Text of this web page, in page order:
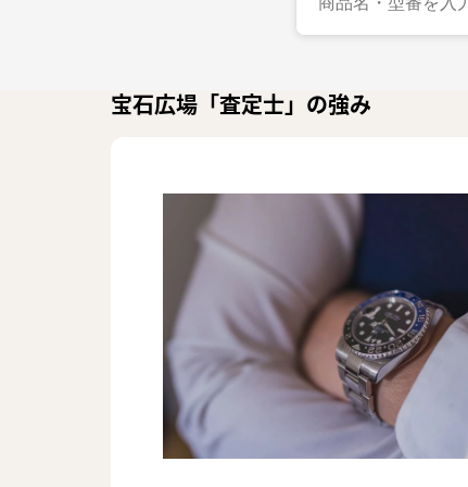
宝石広場「査定士」の強み